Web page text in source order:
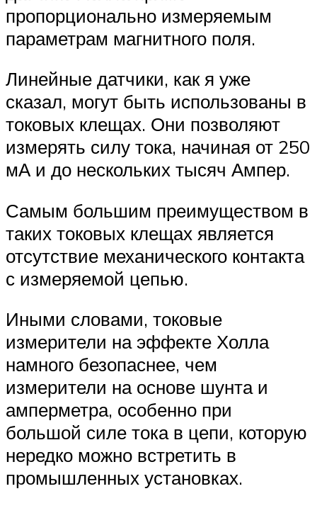
пропорционально измеряемым
параметрам магнитного поля.
Линейные датчики, как я уже
сказал, могут быть использованы в
токовых клещах. Они позволяют
измерять силу тока, начиная от 250
мА и до нескольких тысяч Ампер.
Самым большим преимуществом в
таких токовых клещах является
отсутствие механического контакта
с измеряемой цепью.
Иными словами, токовые
измерители на эффекте Холла
намного безопаснее, чем
измерители на основе шунта и
амперметра, особенно при
большой силе тока в цепи, которую
нередко можно встретить в
промышленных установках.